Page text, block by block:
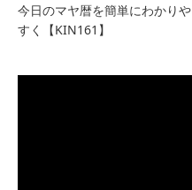
今日のマヤ暦を簡単にわかりや
すく【KIN161】